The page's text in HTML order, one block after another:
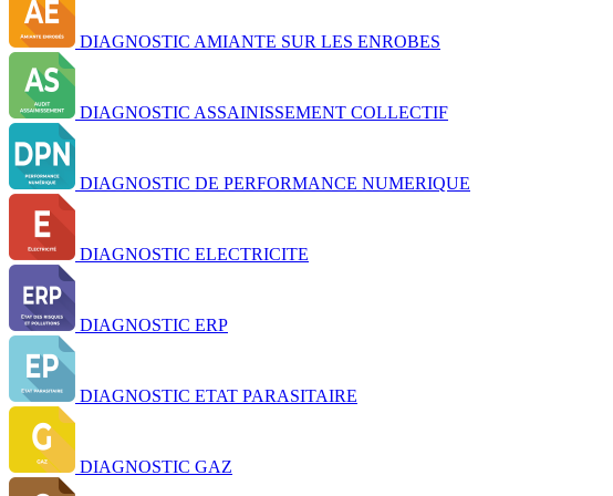
DIAGNOSTIC AMIANTE SUR LES ENROBES
DIAGNOSTIC ASSAINISSEMENT COLLECTIF
DIAGNOSTIC DE PERFORMANCE NUMERIQUE
DIAGNOSTIC ELECTRICITE
DIAGNOSTIC ERP
DIAGNOSTIC ETAT PARASITAIRE
DIAGNOSTIC GAZ